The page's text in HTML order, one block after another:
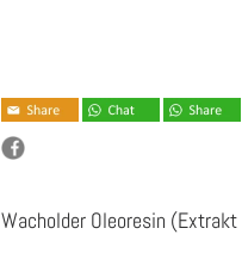
Wacholder Oleoresin